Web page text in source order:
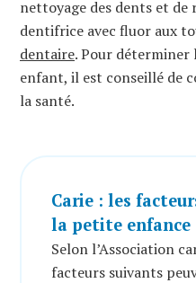
nettoyage des dents et
dentifrice avec fluor aux
dentaire. Pour déterminer
enfant, il est conseillé de
la santé.
Carie : les
la petite enfance
Selon l’Association
facteurs suivants